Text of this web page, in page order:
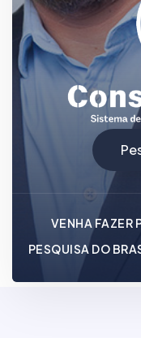
VENHA FAZER
PESQUISA DO